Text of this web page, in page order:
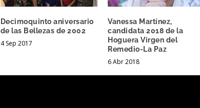
Decimoquinto aniversario
de las Bellezas de 2002
4 Sep 2017
Vanessa Martínez,
candidata 2018 de la
Hoguera Virgen del
Remedio-La Paz
6 Abr 2018